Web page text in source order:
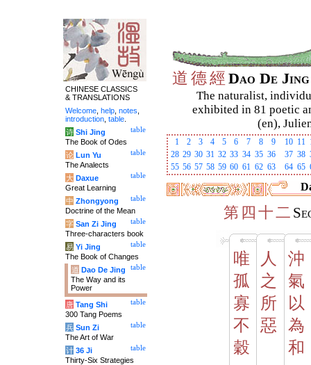
道 德經 Dao De
The naturalist,
exhibited in 81 poetic
(en),
1 2 3 4 5 6 7 8 9 10 11
28 29 30 31 32 33 34 35 36 37 38
55 56 57 58 59 60 61 62 63 64 65
第 四 十二
唯
孤
寡
不
穀
人
之
所
惡
沖
氣
以
為
和
CHINESE CLASSICS
& TRANSLATIONS
Welcome help notes
introduction table
table
诗 Shi Jing
The Book of Odes
table
论 Lun Yu
The Analects
table
大 Daxue
Great Learning
table
中 Zhongyong
Doctrine of the Mean
table
字 San Zi Jing
Three-characters book
table
易 Yi Jing
The Book of Changes
table
道 Dao De Jing
The Way and its
Power
table
唐 Tang Shi
300 Tang Poems
table
兵 Sun Zi
The Art of War
table
计 36 Ji
Thirty-Six Strategies